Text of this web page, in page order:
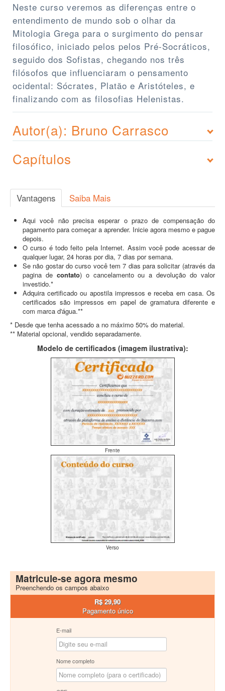
Neste curso veremos as diferenças entre o
entendimento de mundo sob o olhar da
Mitologia Grega para o surgimento do pensar
filosófico, iniciado pelos pelos Pré-Socráticos,
seguido dos Sofistas, chegando nos três
filósofos que influenciaram o pensamento
ocidental: Sócrates, Platão e Aristóteles, e
finalizando com as filosofias Helenistas.
Autor(a): Bruno Carrasco
Capítulos
Vantagens Saiba Mais
Aqui você não precisa esperar o prazo de compensação do
pagamento para começar a aprender. Inicie agora mesmo e pague
depois.
O curso é todo feito pela Internet. Assim você pode acessar de
qualquer lugar, 24 horas por dia, 7 dias por semana.
Se não gostar do curso você tem 7 dias para solicitar (através da
pagina de contato) o cancelamento ou a devolução do valor
investido.*
Adquira certificado ou apostila impressos e receba em casa. Os
certificados são impressos em papel de gramatura diferente e
com marca d'água.**
* Desde que tenha acessado a no máximo 50% do material.
** Material opcional, vendido separadamente.
Modelo de certificados (imagem ilustrativa):
Frente
Verso
Matricule-se agora mesmo
Preenchendo os campos abaixo
R$ 29,90
Pagamento único
E-mail
Nome completo